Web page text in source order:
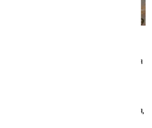
при соединении формы и содержания
пушистой ренуаровской
с незатейливой советской
всё равно не подобрать одного
произошла химическая реакция,
в искусстве Голубева